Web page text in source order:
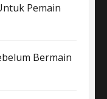
Pemain
Bermain